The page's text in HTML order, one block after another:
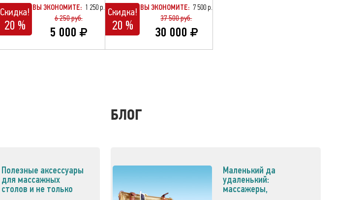
Скидка!
20 %
ВЫ ЭКОНОМИТЕ: 1 250 р.
6 250 руб.
5 000
Скидка!
20 %
ВЫ ЭКОНОМИТЕ: 7 500 р.
37 500 руб.
30 000
Полезные аксессуары
для массажных
столов и не только
БЛОГ
Маленький да
удаленький:
массажеры,